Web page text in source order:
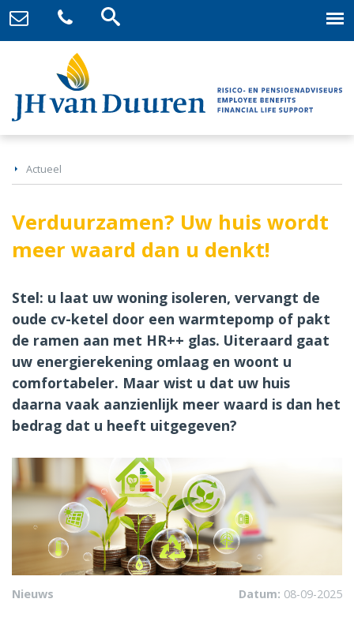
Actueel
Verduurzamen? Uw huis wordt
meer waard dan u denkt!
Stel: u laat uw woning isoleren, vervangt de
oude cv-ketel door een warmtepomp of pakt
de ramen aan met HR++ glas. Uiteraard gaat
uw energierekening omlaag en woont u
comfortabeler. Maar wist u dat uw huis
daarna vaak aanzienlijk meer waard is dan het
bedrag dat u heeft uitgegeven?
Nieuws Datum: 08-09-2025